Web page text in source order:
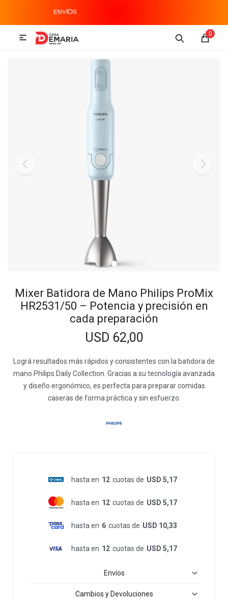
0

Mixer Batidora de Mano Philips ProMix
HR2531/50 – Potencia y precisión en
cada preparación
USD 62,00
Lográ resultados más rápidos y consistentes con la batidora de
mano Philips Daily Collection. Gracias a su tecnología avanzada
y diseño ergonómico, es perfecta para preparar comidas
caseras de forma práctica y sin esfuerzo.
hasta en 12 cuotas de USD 5,17
hasta en 12 cuotas de USD 5,17
hasta en 6 cuotas de USD 10,33
hasta en 12 cuotas de USD 5,17
Envíos
Cambios y Devoluciones
Imagen y Sonido Hogar
Televisores y accesorios